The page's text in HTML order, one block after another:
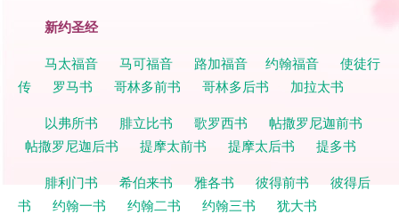
新约圣经
马太福音 马可福音 路加福音 约翰福音
使徒行
传
罗马书 哥林多前书 哥林多后书
加拉太书
以弗所书
腓立比书 歌罗西书
帖撒罗尼迦前书
帖撒罗尼迦后书
提摩太前书 提摩太后书
提多书
腓利门书
希伯来书 雅各书 彼得前书
彼得后
书
约翰一书 约翰二书 约翰三书
犹大书